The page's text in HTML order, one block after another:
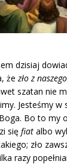
dzisiaj
że zło z
szatan nie
Jesteśmy w
Bo to my
się fiat albo
zło
razy